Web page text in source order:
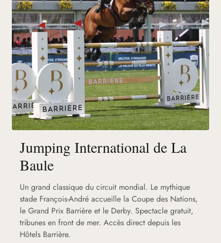
Jumping International de La
Baule
Un grand classique du circuit mondial. Le mythique
stade François-André accueille la Coupe des Nations,
le Grand Prix Barrière et le Derby. Spectacle gratuit,
tribunes en front de mer. Accès direct depuis les
Hôtels Barrière.